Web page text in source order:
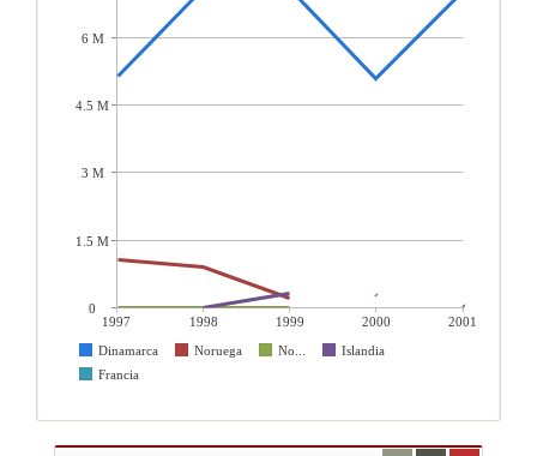
1997 1998 1999 2000
2001
Dinamarca
Noruega No...
Islandia
Francia
6 M
4.5 M
3 M
1.5 M
0